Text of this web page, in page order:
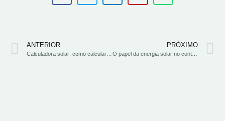
ANTERIOR
Calculadora solar: como calcular a energia solar da sua residência ou empresa?
PRÓXIMO
O papel da energia solar no contexto de ESG